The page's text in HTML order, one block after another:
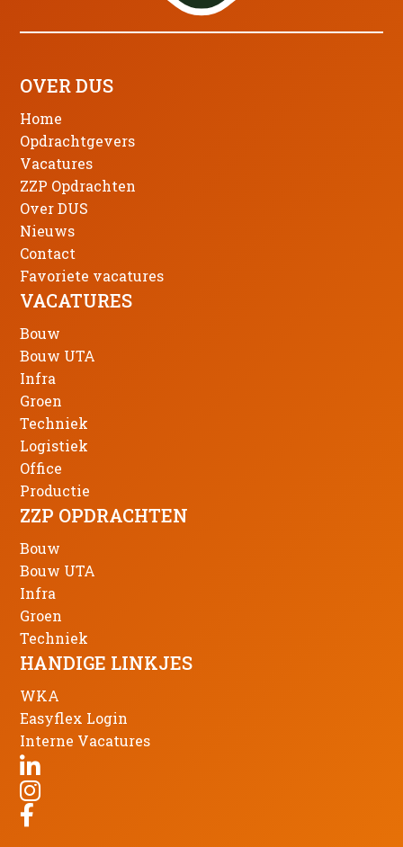
OVER DUS
Home
Opdrachtgevers
Vacatures
ZZP Opdrachten
Over DUS
Nieuws
Contact
Favoriete vacatures
VACATURES
Bouw
Bouw UTA
Infra
Groen
Techniek
Logistiek
Office
Productie
ZZP OPDRACHTEN
Bouw
Bouw UTA
Infra
Groen
Techniek
HANDIGE LINKJES
WKA
Easyflex Login
Interne Vacatures